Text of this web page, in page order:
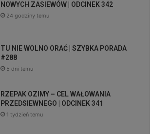
NOWYCH ZASIEWÓW | ODCINEK 342
24 godziny temu
TU NIE WOLNO ORAĆ | SZYBKA PORADA
#288
5 dni temu
RZEPAK OZIMY – CEL WAŁOWANIA
PRZEDSIEWNEGO | ODCINEK 341
1 tydzień temu